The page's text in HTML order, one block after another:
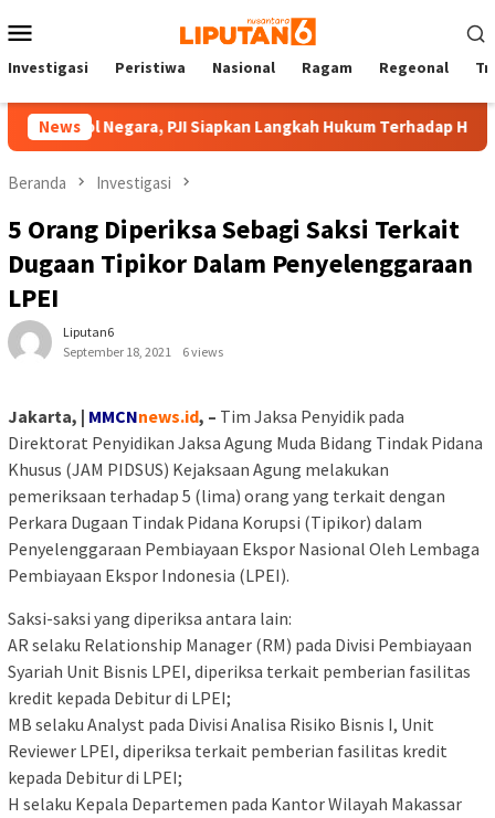
ke
Mobile
Investigasi Peristiwa Nasional Ragam Regeonal
News
Negara, PJI Siapkan Langkah Hukum Terhadap Hotman
Beranda Investigasi
5 Orang Diperiksa Sebagi Saksi Terkait
Dugaan Tipikor Dalam Penyelenggaraan
LPEI
Liputan6
September 18, 2021
6 views
Jakarta, | MMCNnews.id, – Tim Jaksa Penyidik pada
Direktorat Penyidikan Jaksa Agung Muda Bidang Tindak Pidana
Khusus (JAM PIDSUS) Kejaksaan Agung melakukan
pemeriksaan terhadap 5 (lima) orang yang terkait dengan
Perkara Dugaan Tindak Pidana Korupsi (Tipikor) dalam
Penyelenggaraan Pembiayaan Ekspor Nasional Oleh Lembaga
Pembiayaan Ekspor Indonesia (LPEI).
Saksi-saksi yang diperiksa antara lain:
AR selaku Relationship Manager (RM) pada Divisi Pembiayaan
Syariah Unit Bisnis LPEI, diperiksa terkait pemberian fasilitas
kredit kepada Debitur di LPEI;
MB selaku Analyst pada Divisi Analisa Risiko Bisnis I, Unit
Reviewer LPEI, diperiksa terkait pemberian fasilitas kredit
kepada Debitur di LPEI;
H selaku Kepala Departemen pada Kantor Wilayah Makassar